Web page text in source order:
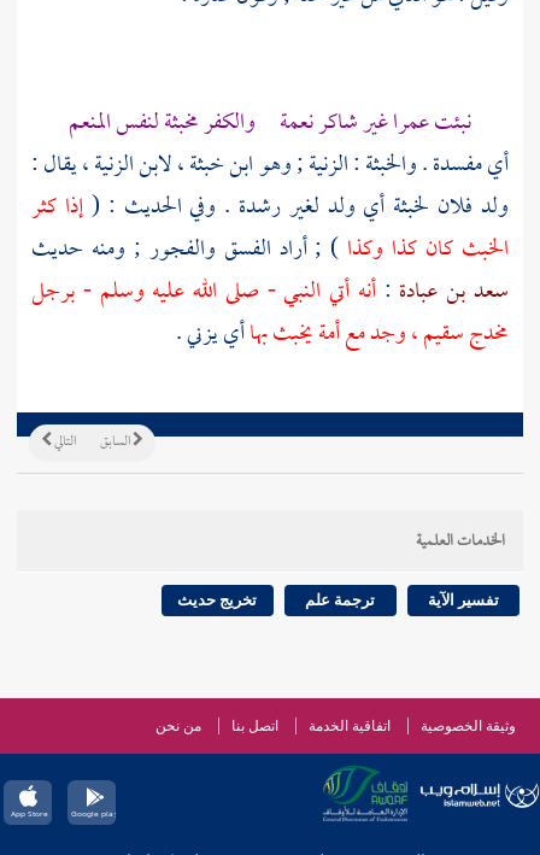
نبئت عمرا غير شاكر نعمة والكفر مخبثة لنفس المنعم
أي مفسدة . والخبثة : الزنية ; وهو ابن خبثة ، لابن الزنية ، يقال :
ولد فلان لخبثة أي ولد لغير رشدة . وفي الحديث : (إذا كثر
الخبث كان كذا وكذا ) ; أراد الفسق والفجور ; ومنه حديث
سعد بن عبادة :أنه أتي النبي - صلى الله عليه وسلم - برجل
مخدج سقيم ، وجد مع أمة يخبث بهاأي يزني .
التالي السابق
الخدمات العلمية
تفسير الآية ترجمة علم تخريج حديث
وثيقة الخصوصية اتفاقية الخدمة اتصل بنا من نحن